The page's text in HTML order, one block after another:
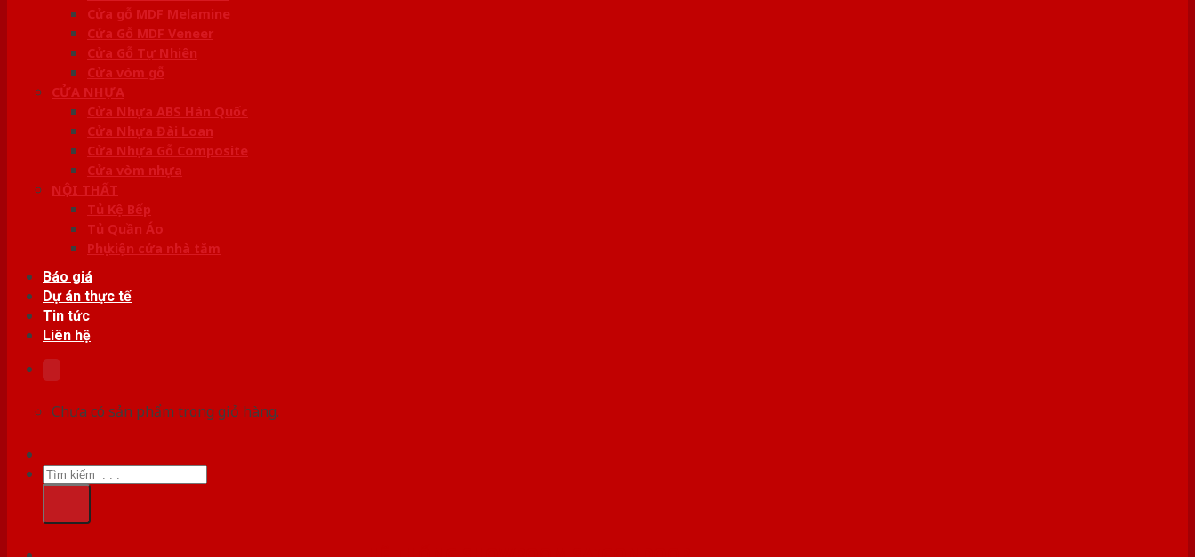
Cửa gỗ MDF Melamine
Cửa Gỗ MDF Veneer
Cửa Gỗ Tự Nhiên
Cửa vòm gỗ
CỬA NHỰA
Cửa Nhựa ABS Hàn Quốc
Cửa Nhựa Đài Loan
Cửa Nhựa Gỗ Composite
Cửa vòm nhựa
NỘI THẤT
Tủ Kệ Bếp
Tủ Quần Áo
Phụ kiện cửa nhà tắm
Báo giá
Dự án thực tế
Tin tức
Liên hệ
Chưa có sản phẩm trong giỏ hàng.
Tìm
kiếm: